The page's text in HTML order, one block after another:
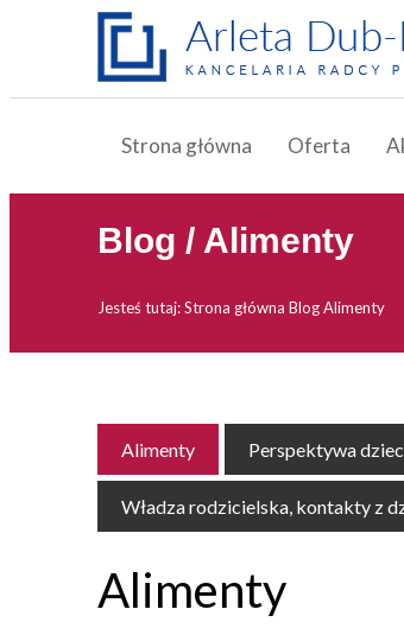
Strona główna Oferta
Blog / Alimenty
Jesteś tutaj:Strona główna BlogAlimenty
Alimenty Perspektywa
Władza rodzicielska, kontakty z
Alimenty